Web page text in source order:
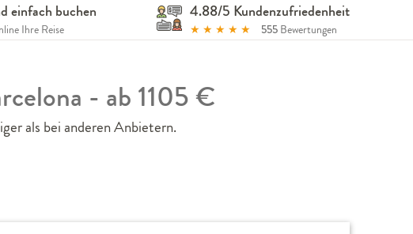
einfach buchen
Ihre Reise
4.88/5 Kundenzufriedenheit
★ ★ ★ ★ ★ 555 Bewertungen
- ab 1105 €
als bei anderen Anbietern.